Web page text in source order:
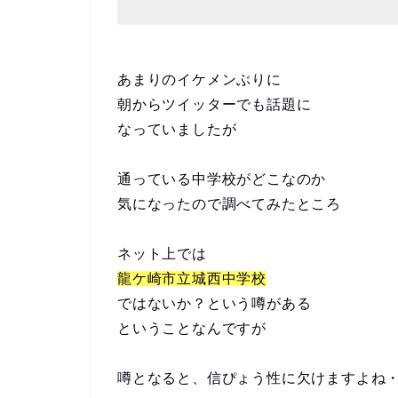
あまりのイケメンぶりに
朝からツイッターでも話題に
なっていましたが
通っている中学校がどこなのか
気になったので調べてみたところ
ネット上では
龍ケ崎市立城西中学校
ではないか？という噂がある
ということなんですが
噂となると、信ぴょう性に欠けますよね